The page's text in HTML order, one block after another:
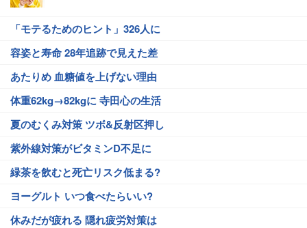
「モテるためのヒント」326人に
容姿と寿命 28年追跡で見えた差
あたりめ 血糖値を上げない理由
体重62kg→82kgに 寺田心の生活
夏のむくみ対策 ツボ&反射区押し
紫外線対策がビタミンD不足に
緑茶を飲むと死亡リスク低まる?
ヨーグルト いつ食べたらいい?
休みだが疲れる 隠れ疲労対策は